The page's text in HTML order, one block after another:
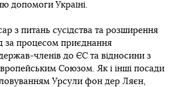
допомоги Україні.
з питань сусідства та розширення
за процесом приєднання
членів до ЄС та відносини з
Союзом. Як і інші посади
Урсули фон дер Ляєн,